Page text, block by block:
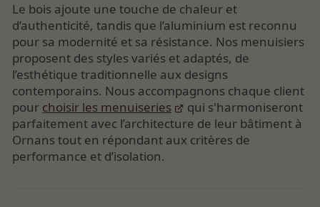
Le bois ajoute une touche de chaleur et
d’authenticité, tandis que l’aluminium est reconnu
pour sa modernité et sa résistance. Nos menuisiers
proposent des styles variés et adaptés, de
l’esthétique traditionnelle aux designs
contemporains. Nous accompagnons chaque client
pour choisir les menuiseries
qui s'harmoniseront
parfaitement avec l’architecture de leur bâtiment à
Ornans tout en répondant aux critères de
performance et d’isolation.